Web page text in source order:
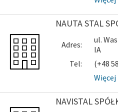
NAUTA STAL
Adres:
ul.
IA
Tel:
(+48
Więcej
NAVISTAL